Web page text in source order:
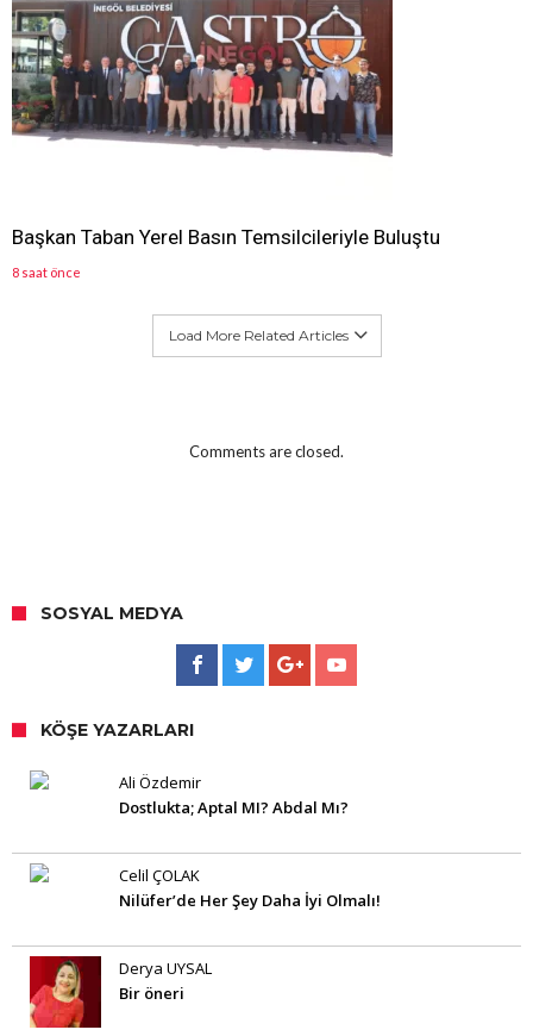
Başkan Taban Yerel Basın Temsilcileriyle Buluştu
8 saat önce
Load More Related Articles
Comments are closed.
SOSYAL MEDYA
KÖŞE YAZARLARI
Ali Özdemir
Dostlukta; Aptal MI? Abdal Mı?
Celil ÇOLAK
Nilüfer’de Her Şey Daha İyi Olmalı!
Derya UYSAL
Bir öneri